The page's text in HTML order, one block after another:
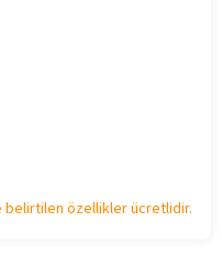
belirtilen özellikler ücretlidir.